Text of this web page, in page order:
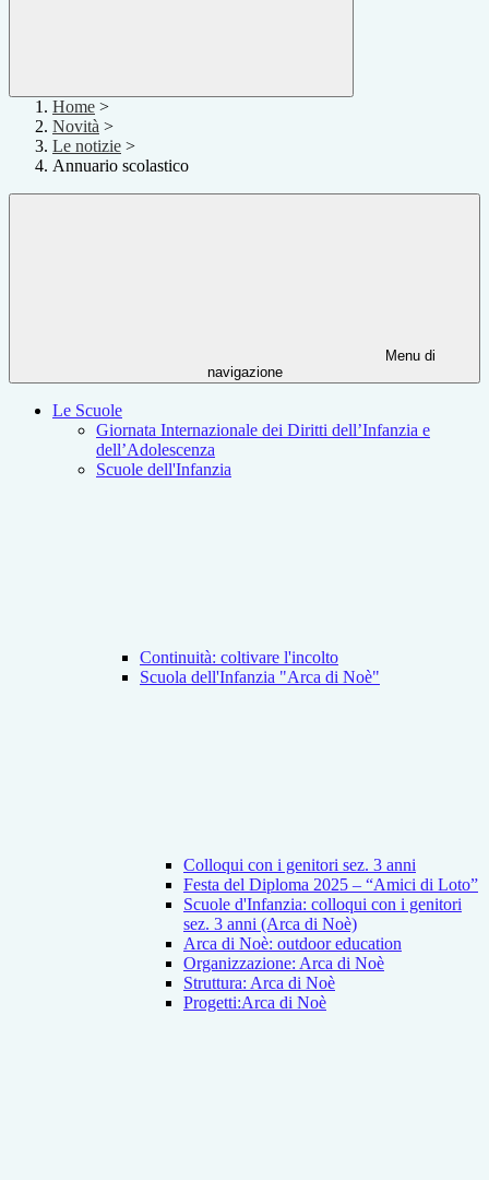
Home >
Novità >
Le notizie >
Annuario scolastico
Menu di
navigazione
Le Scuole
Giornata Internazionale dei Diritti dell’Infanzia e
dell’Adolescenza
Scuole dell'Infanzia
Continuità: coltivare l'incolto
Scuola dell'Infanzia "Arca di Noè"
Colloqui con i genitori sez. 3 anni
Festa del Diploma 2025 – “Amici di Loto”
Scuole d'Infanzia: colloqui con i genitori
sez. 3 anni (Arca di Noè)
Arca di Noè: outdoor education
Organizzazione: Arca di Noè
Struttura: Arca di Noè
Progetti:Arca di Noè